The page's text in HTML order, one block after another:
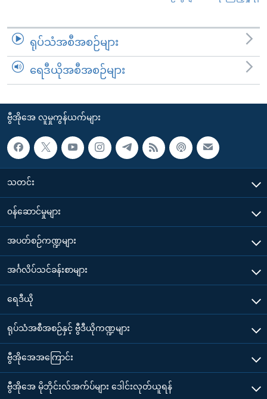
ရုပ်သံအစီအစဉ်များ
ရေဒီယိုအစီအစဉ်များ
ဗွီအိုအေ လူမှုကွန်ယက်များ
သတင်း
၀န်ဆောင်မှုများ
အပတ်စဉ်ကဏ္ဍများ
အင်္ဂလိပ်သင်ခန်းစာများ
ရေဒီယို
ရုပ်သံအစီအစဉ်နှင့် ဗွီဒီယိုကဏ္ဍများ
ဗွီအိုအေအကြောင်း
ဗွီအိုအေ မိုဘိုင်းလ်အက်ပ်များ ဒေါင်းလုတ်ယူရန်